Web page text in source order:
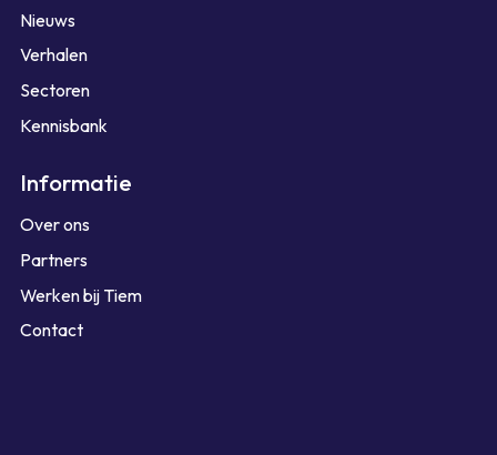
Nieuws
Verhalen
Sectoren
Kennisbank
Informatie
Over ons
Partners
Werken bij Tiem
Contact